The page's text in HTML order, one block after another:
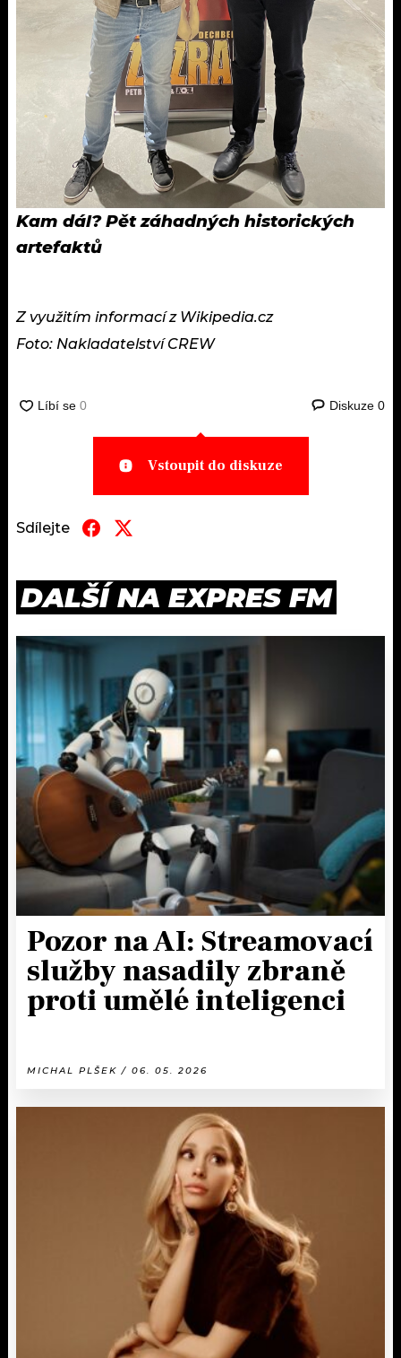
Kam dál? Pět záhadných historických
artefaktů
Z využitím informací z Wikipedia.cz
Foto: Nakladatelství CREW
Diskuze 0
Vstoupit do diskuze
Sdílejte
DALŠÍ NA EXPRES FM
Pozor na AI: Streamovací
služby nasadily zbraně
proti umělé inteligenci
MICHAL PLŠEK / 06. 05. 2026